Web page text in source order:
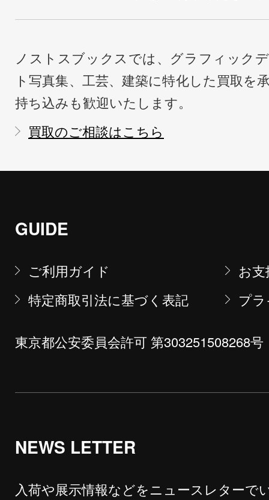
ノストスブックスでは、グラフィック
ト写真集、工芸、建築に特化した買取を
持ち込みも歓迎いたします。
買取のご相談はこちら
GUIDE
ご利用ガイド
お
特定商取引法に基づく表記
プ
東京都公安委員会許可 第303251508268号
NEWS LETTER
入荷や展示情報などをニュースレターで